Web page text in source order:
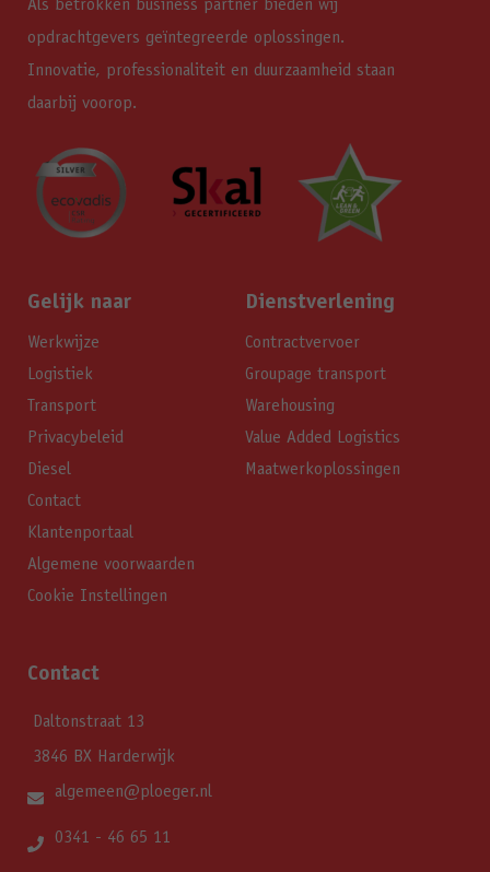
Als betrokken business partner bieden wij
opdrachtgevers geïntegreerde oplossingen.
Innovatie, professionaliteit en duurzaamheid staan
daarbij voorop.
Gelijk naar
Werkwijze
Logistiek
Transport
Privacybeleid
Diesel
Contact
Klantenportaal
Algemene voorwaarden
Cookie Instellingen
Dienstverlening
Contractvervoer
Groupage transport
Warehousing
Value Added Logistics
Maatwerkoplossingen
Contact
Daltonstraat 13
3846 BX Harderwijk
algemeen@ploeger.nl
0341 - 46 65 11